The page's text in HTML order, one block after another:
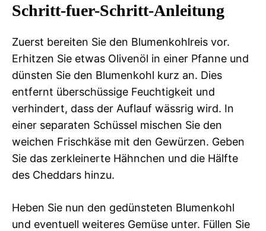
Schritt-fuer-Schritt-Anleitung
Zuerst bereiten Sie den Blumenkohlreis vor.
Erhitzen Sie etwas Olivenöl in einer Pfanne und
dünsten Sie den Blumenkohl kurz an. Dies
entfernt überschüssige Feuchtigkeit und
verhindert, dass der Auflauf wässrig wird. In
einer separaten Schüssel mischen Sie den
weichen Frischkäse mit den Gewürzen. Geben
Sie das zerkleinerte Hähnchen und die Hälfte
des Cheddars hinzu.
Heben Sie nun den gedünsteten Blumenkohl
und eventuell weiteres Gemüse unter. Füllen Sie